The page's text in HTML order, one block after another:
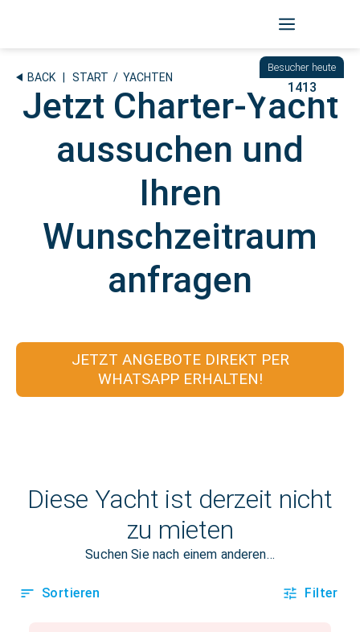
1413
BACK START / YACHTEN
Jetzt Charter-Yacht
aussuchen und
Ihren
Wunschzeitraum
anfragen
JETZT ANGEBOTE DIREKT PER
WHATSAPP ERHALTEN!